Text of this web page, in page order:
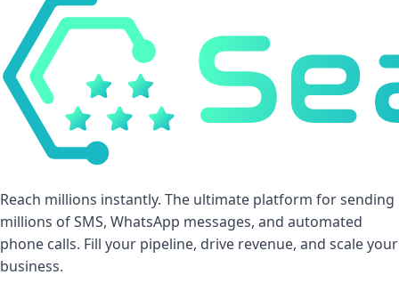
Reach millions instantly. The ultimate platform for sending
millions of SMS, WhatsApp messages, and automated
phone calls. Fill your pipeline, drive revenue, and scale your
business.